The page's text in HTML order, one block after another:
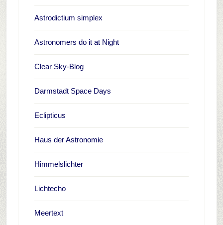
Astrodictium simplex
Astronomers do it at Night
Clear Sky-Blog
Darmstadt Space Days
Eclipticus
Haus der Astronomie
Himmelslichter
Lichtecho
Meertext